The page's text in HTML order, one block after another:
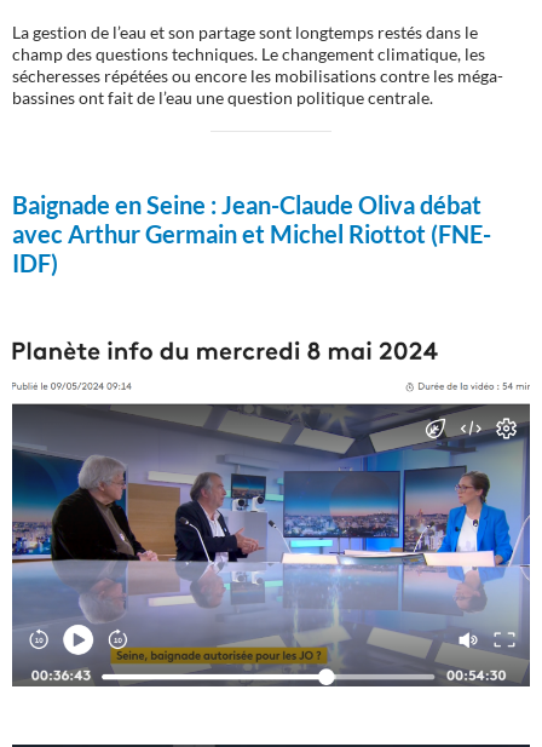
La gestion de l’eau et son partage sont longtemps restés dans le
champ des questions techniques. Le changement climatique, les
sécheresses répétées ou encore les mobilisations contre les méga-
bassines ont fait de l’eau une question politique centrale.
Baignade en Seine :Jean-Claude Oliva débat
avec Arthur Germain et Michel Riottot (FNE-
IDF)